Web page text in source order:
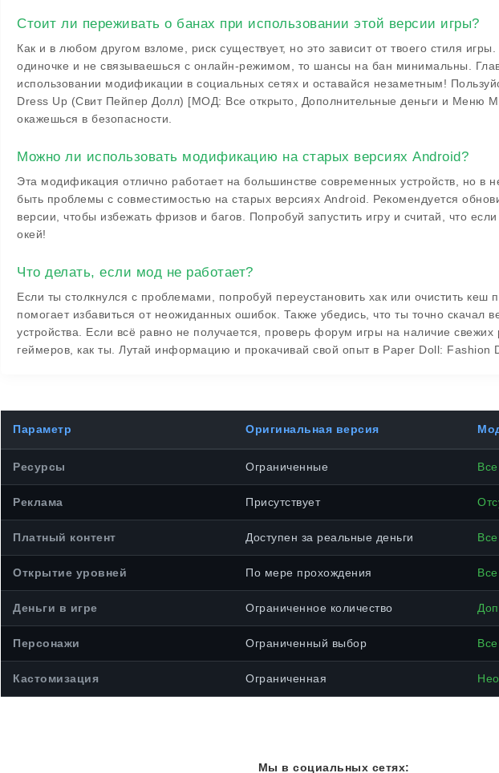
Стоит ли переживать о банах при использовании этой версии игры?
Как и в любом другом взломе, риск существует, но это зависит от твоего стиля
одиночке и не связываешься с онлайн-режимом, то шансы на бан минимальны.
использовании модификации в социальных сетях и оставайся незаметным!
Dress Up (Свит Пейпер Долл) [МОД: Все открыто, Дополнительные деньги и Меню
окажешься в безопасности.
Можно ли использовать модификацию на старых версиях Android?
Эта модификация отлично работает на большинстве современных устройств, но в
быть проблемы с совместимостью на старых версиях Android. Рекомендуется
версии, чтобы избежать фризов и багов. Попробуй запустить игру и считай, что
окей!
Что делать, если мод не работает?
Если ты столкнулся с проблемами, попробуй переустановить хак или очистить кеш
помогает избавиться от неожиданных ошибок. Также убедись, что ты точно скачал
устройства. Если всё равно не получается, проверь форум игры на наличие свежих
геймеров, как ты. Лутай информацию и прокачивай свой опыт в Paper Doll: Fashion
Параметр Оригинальная версия
Ресурсы Ограниченные
Реклама Присутствует
Платный контент Доступен за реальные деньги
Открытие уровней По мере прохождения
Деньги в игре Ограниченное количество
Персонажи Ограниченный выбор
Кастомизация Ограниченная
Мы в социальных сетях: